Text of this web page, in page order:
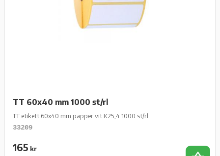
TT 60x40 mm 1000 st/rl
TT etikett 60x40 mm papper vit K25,4 1000 st/rl
33209
165 kr